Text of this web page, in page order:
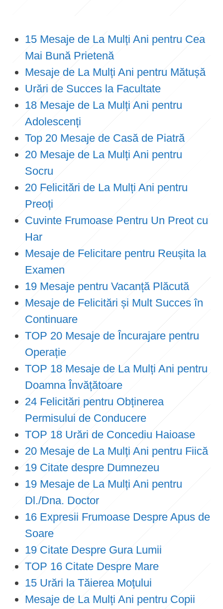
15 Mesaje de La Mulți Ani pentru Cea
Mai Bună Prietenă
Mesaje de La Mulți Ani pentru Mătușă
Urări de Succes la Facultate
18 Mesaje de La Mulți Ani pentru
Adolescenți
Top 20 Mesaje de Casă de Piatră
20 Mesaje de La Mulți Ani pentru
Socru
20 Felicitări de La Mulți Ani pentru
Preoți
Cuvinte Frumoase Pentru Un Preot cu
Har
Mesaje de Felicitare pentru Reușita la
Examen
19 Mesaje pentru Vacanță Plăcută
Mesaje de Felicitări și Mult Succes în
Continuare
TOP 20 Mesaje de Încurajare pentru
Operație
TOP 18 Mesaje de La Mulți Ani pentru
Doamna Învățătoare
24 Felicitări pentru Obținerea
Permisului de Conducere
TOP 18 Urări de Concediu Haioase
20 Mesaje de La Mulți Ani pentru Fiică
19 Citate despre Dumnezeu
19 Mesaje de La Mulți Ani pentru
Dl./Dna. Doctor
16 Expresii Frumoase Despre Apus de
Soare
19 Citate Despre Gura Lumii
TOP 16 Citate Despre Mare
15 Urări la Tăierea Moțului
Mesaje de La Mulți Ani pentru Copii